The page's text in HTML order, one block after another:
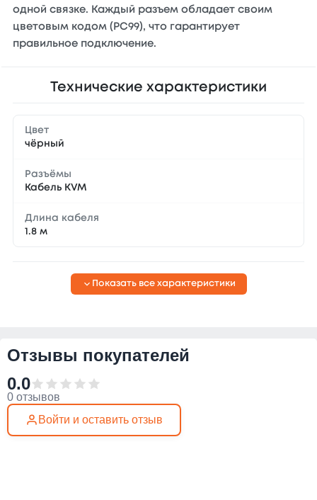
одной связке. Каждый разъем обладает своим
цветовым кодом (PC99), что гарантирует
правильное подключение.
Технические характеристики
Цвет
чёрный
Разъёмы
Кабель KVM
Длина кабеля
1.8 м
Показать все характеристики
Отзывы покупателей
0.0
0 отзывов
Войти и оставить отзыв